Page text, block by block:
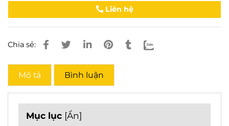
Liên hệ
Chia sẻ:
Mô tả Bình luận
Mục lục [Ẩn]